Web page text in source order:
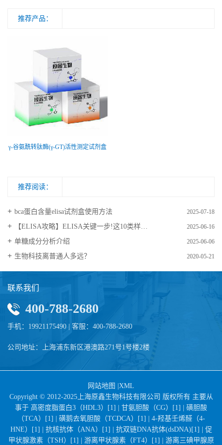
推荐产品：
γ-谷氨酰转肽酶(γ-GT)活性测定试剂盒
推荐阅读：
bca蛋白含量elisa试剂盒使用方法 2025-07-18
【ELISA攻略】ELISA关键一步!这10类样品要如何处理? 2025-06-16
​单糖成分分析介绍 2025-06-06
生物科技离普通人多远？ 2020-05-21
联系我们
400-788-2680
手机：19921175490 | 客服：400-788-2680
公司地址：上海浦东新区港澳路271号1号楼2楼
网站地图 XML
Copyright © 2012-2025上海原鑫生物科技有限公司 版权所有 主要从
事于 高密度脂蛋白3（HDL3）[1] | 甘氨胆酸（CG）[1] | 磺胆酸
（TCA）[1] | 磺鹅去氧胆酸（TCDCA）[1] | 4-羟基壬烯醛（4-
HNE）[1] | 抗核抗体（ANA）[1] | 抗双链DNA抗体(dsDNA)[1] | 促
甲状腺激素（TSH）[1] | 游离甲状腺素（FT4）[1] | 游离三碘甲腺原